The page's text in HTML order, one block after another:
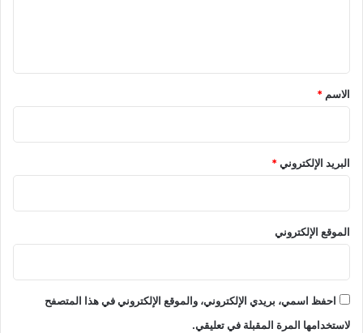
*
الاسم *
البريد الإلكتروني*
الموقع الإلكتروني
احفظ اسمي، بريدي الإلكتروني، والموقع الإلكتروني في هذا المتصفح
لاستخدامها المرة المقبلة في تعليقي.